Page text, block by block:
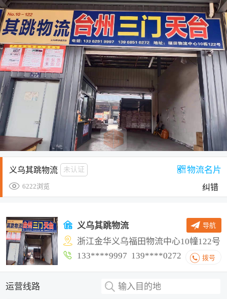
义乌其跳物流 未认证
6222浏览
物流名片
纠错
义乌其跳物流 导航
浙江金华义乌福田物流中心10幢122号
133****9997 139****0272
拨号
运营线路 输入目的地